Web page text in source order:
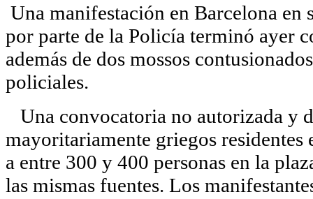
Una manifestación en Barcelona
por parte de la Policía terminó ayer
además de dos mossos
policiales.
Una convocatoria no autorizada y
mayoritariamente griegos residentes
a entre 300 y 400 personas en la
las mismas fuentes. Los